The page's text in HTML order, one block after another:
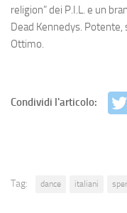
religion” dei P.I.L. e un
Dead Kennedys.
Ottimo.
Condividi l'articolo:
Tag: dance italiani